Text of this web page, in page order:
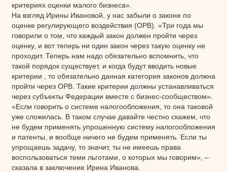
критериях оценки малого бизнеса».
На взгляд Ирины Ивановой, у нас забыли о законе по
оценке регулирующего воздействия (ОРВ). «Три года мы
говорили о том, что каждый закон должен пройти через
оценку, и вот теперь ни один закон через такую оценку не
проходит. Теперь нам надо обязательно вспомнить, что
такой порядок существует, и когда будут вводить новые
критерии , то обязательно данная категория законов должна
пройти через ОРВ. Такие критерии должны устанавливаться
через субъекты Федерации вместе с бизнес-сообществом».
«Если говорить о системе налогообложения, то она таковой
уже сложилась. В таком случае давайте честно скажем, что
не будем применять упрошенную систему налогообложения
и патенты, и вообще ничего не будем применять. Если ты
упрощаешь задачу, то значит, ты не имеешь права
воспользоваться теми льготами, о которых мы говорим», –
сказала в заключение Ирина Иванова.